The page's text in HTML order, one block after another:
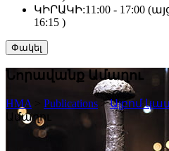
ԿԻՐԱԿԻ:11:00 - 17:00
16:15 )
Փակել
Նորավանք Ամաղու
HMA Publications >Ալբոմ
Ամաղու